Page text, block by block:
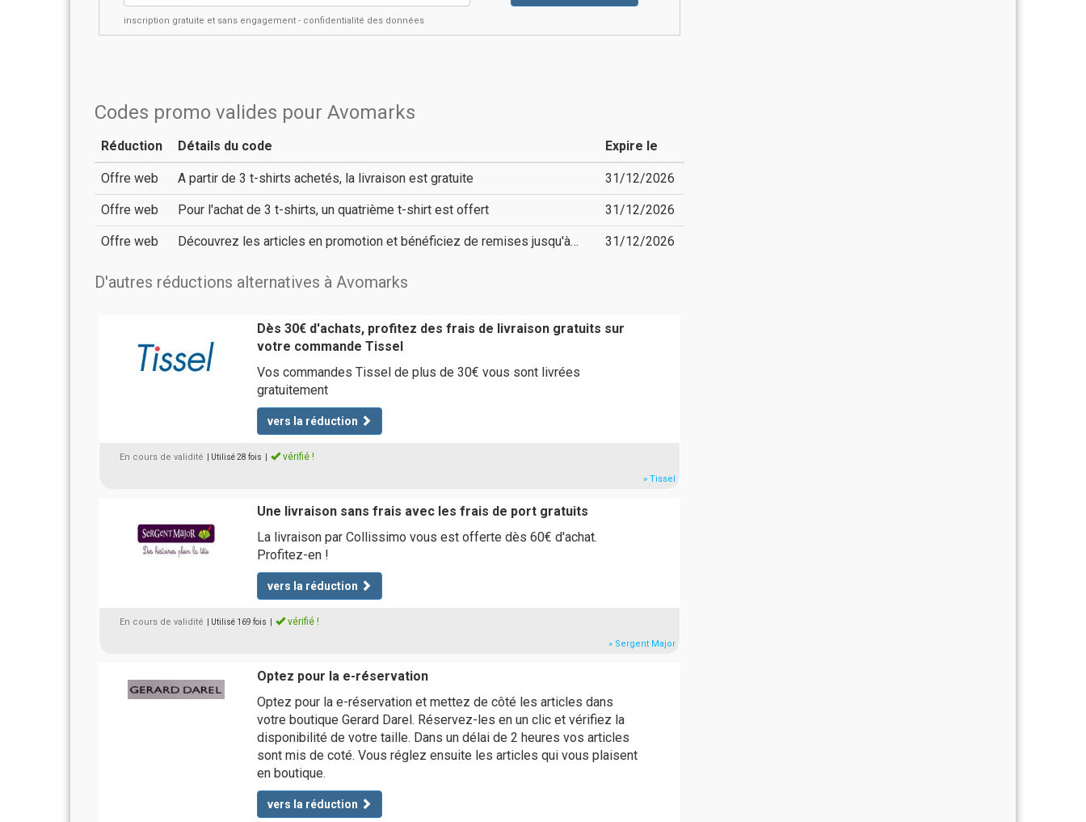
inscription gratuite et sans engagement - confidentialité des données
Codes promo valides pour Avomarks
Réduction Détails du code Expire le
Offre web A partir de 3 t-shirts achetés, la livraison est gratuite 31/12/2026
Offre web Pour l'achat de 3 t-shirts, un quatrième t-shirt est offert 31/12/2026
Offre web Découvrez les articles en promotion et bénéficiez de remises jusqu'à… 31/12/2026
D'autres réductions alternatives à Avomarks
Dès 30€ d'achats, profitez des frais de livraison gratuits sur
votre commande Tissel
Vos commandes Tissel de plus de 30€ vous sont livrées
gratuitement
vers la réduction
En cours de validité | Utilisé 28 fois vérifié !
» Tissel
Une livraison sans frais avec les frais de port gratuits
La livraison par Collissimo vous est offerte dès 60€ d'achat.
Profitez-en !
vers la réduction
En cours de validité | Utilisé 169 fois vérifié !
» Sergent Major
Optez pour la e-réservation
Optez pour la e-réservation et mettez de côté les articles dans
votre boutique Gerard Darel. Réservez-les en un clic et vérifiez la
disponibilité de votre taille. Dans un délai de 2 heures vos articles
sont mis de coté. Vous réglez ensuite les articles qui vous plaisent
en boutique.
vers la réduction